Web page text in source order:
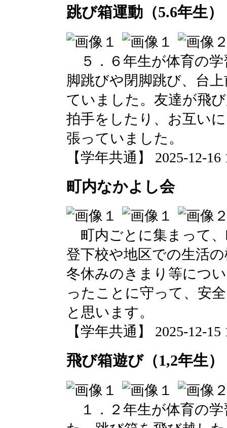
跳び箱運動（5.6年生）
５．６年生が体育の学
脚跳びや閉脚跳び、台
ていました。友達が飛
拍手をしたり、お互い
張っていました。
【学年共通】 2025-12-16
町内なかよし会
町内ごとに集まって
登下校や地区での生活
冬休みのきまり等につ
ったことに守って、安
と思います。
【学年共通】 2025-12-15
飛び箱遊び（1,2年生）
１．２年生が体育の